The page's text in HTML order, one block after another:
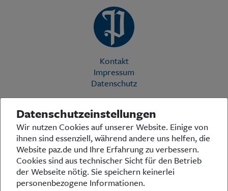
Kontakt
Impressum
Datenschutz
Die Preußische Allgemeine Zeitung (PAZ) ist eine einzigartige Stimme
in der deutschen Medienlandschaft. Woche für Woche berichtet sie
über das aktuelle Zeitgeschehen in Politik, Kultur und Wirtschaft und
bezieht zu den grundlegenden Entwicklungen unserer Gesellschaft
Stellung. In ihrer Arbeit fühlt sich die Redaktion dem traditionellen
preußischen Wertekanon verpflichtet: Das alte Preußen stand und
steht für religiöse und weltanschauliche Toleranz, für Heimatliebe
und Weltoffenheit, für Rechtstaatlichkeit und intellektuelle
Datenschutzeinstellungen
Wir nutzen Cookies auf unserer Website. Einige von
ihnen sind essenziell, während andere uns helfen, die
Website paz.de und Ihre Erfahrung zu verbessern.
Cookies sind aus technischer Sicht für den Betrieb
der Webseite nötig. Sie speichern keinerlei
personenbezogene Informationen.